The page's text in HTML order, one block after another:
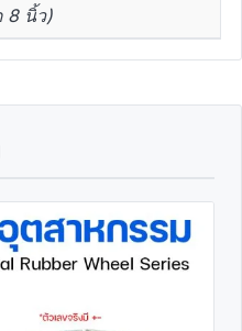
8 นิ้ว)